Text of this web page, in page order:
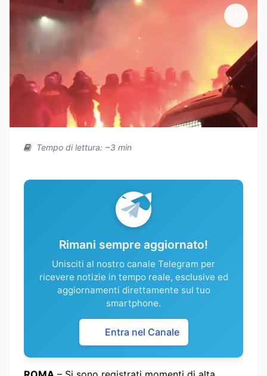
Tempo di lettura: ~3 min
Rimani sempre aggiornato!
Unisciti al nostro canale Telegram per
ricevere notizie in tempo reale, esclusive ed
aggiornamenti direttamente sul tuo
smartphone.
Entra nel Canale